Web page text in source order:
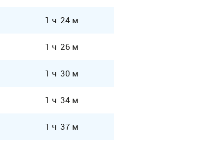
1 ч 24 м
1 ч 26 м
1 ч 30 м
1 ч 34 м
1 ч 37 м